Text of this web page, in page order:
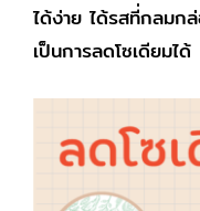
ได้ง่าย ได้รสที่กลมก
เป็นการลดโซเดียมได้